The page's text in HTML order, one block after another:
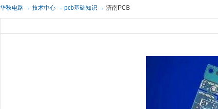
华秋电路 → 技术中心 → pcb基础知识 → 济南PCB